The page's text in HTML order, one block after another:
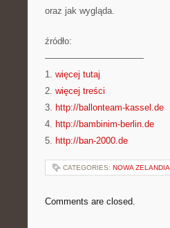
oraz jak wygląda.
źródło:
———————————
1. więcej tutaj
2. więcej treści
3. http://ballonteam-kassel.de
4. http://bambinim-berlin.de
5. http://ban-2000.de
CATEGORIES: NOWA ZELANDIA
Comments are closed.